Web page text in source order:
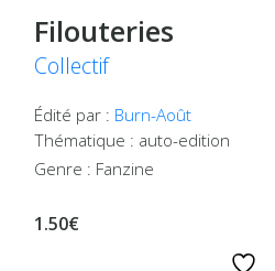
Filouteries
Collectif
Édité par : Burn-Août
Thématique : auto-edition
Genre : Fanzine
1.50€